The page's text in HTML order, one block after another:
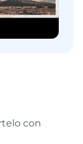
con